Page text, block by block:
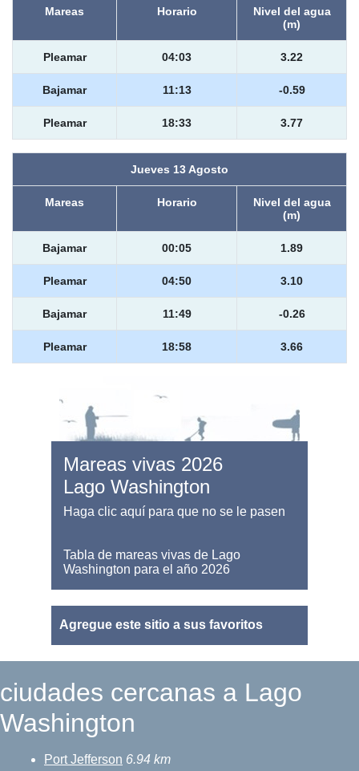
Mareas Horario
Nivel del agua
(m)
Pleamar 04:03 3.22
Bajamar 11:13 -0.59
Pleamar 18:33 3.77
Jueves 13 Agosto
Mareas Horario
Nivel del agua
(m)
Bajamar 00:05 1.89
Pleamar 04:50 3.10
Bajamar 11:49 -0.26
Pleamar 18:58 3.66
Mareas vivas 2026
Lago Washington
Haga clic aquí para que no se le pasen
Tabla de mareas vivas de Lago
Washington para el año 2026
Agregue este sitio a sus favoritos
ciudades cercanas a Lago
Washington
Port Jefferson 6.94 km